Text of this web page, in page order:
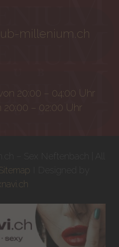
millenium.ch
20:00 – 04:00 Uhr
20:00 – 02:00 Uhr